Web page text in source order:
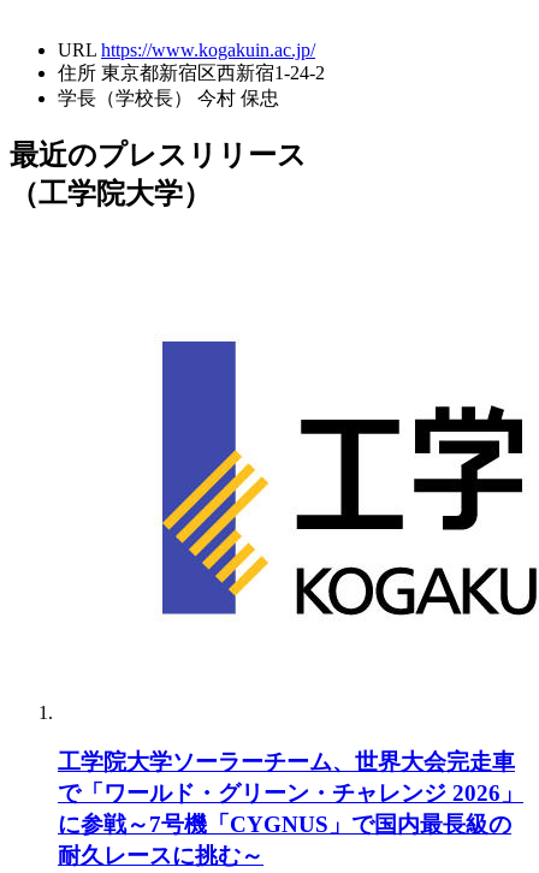
URL https://www.kogakuin.ac.jp/
住所 東京都新宿区西新宿1-24-2
学長（学校長）
今村 保忠
最近のプレスリリース
（工学院大学）
工学院大学ソーラーチーム、世界大会完走車
で「ワールド・グリーン・チャレンジ 2026」
に参戦～7号機「CYGNUS」で国内最長級の
耐久レースに挑む～